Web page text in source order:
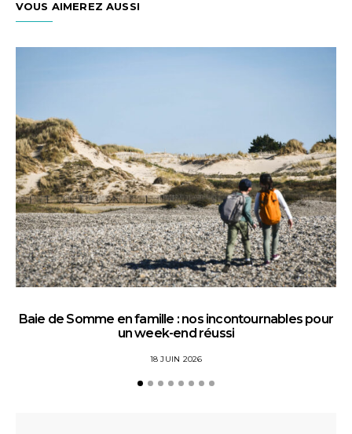
VOUS AIMEREZ AUSSI
Baie de Somme en famille : nos incontournables pour
un week-end réussi
18 JUIN 2026